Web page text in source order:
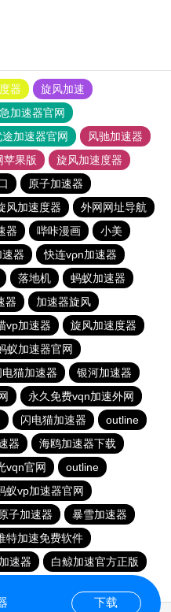
器
旋风加速
加速器官网
途加速器官网
风驰加速器
苹果版
旋风加速度器
原子加速器
风加速度器
外网网址导航
器 哔咔漫画
小美
器
快连vρn加速器
落地机
蚂蚁加速器
器
加速器旋风
vp加速器
旋风加速度器
蚁加速器官网
电猫加速器
银河加速器
永久免费vqn加速外网
闪电猫加速器
outline
器
海鸥加速器下载
vqn官网
outline
蚁vp加速器官网
子加速器
暴雪加速器
特加速免费软件
速器
白鲸加速官方正版
下载